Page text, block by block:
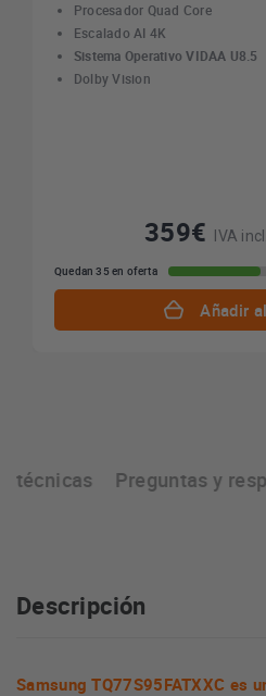
Procesador Quad Core
Escalado AI 4K
Sistema Operativo VIDAA U8.5
Dolby Vision
359€ IVA
Quedan 35 en oferta
Añadir
técnicas Preguntas y
Descripción
Samsung TQ77S95FATXXC es